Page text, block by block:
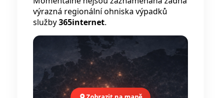
výrazná regionální ohniska výpadků
služby365internet.